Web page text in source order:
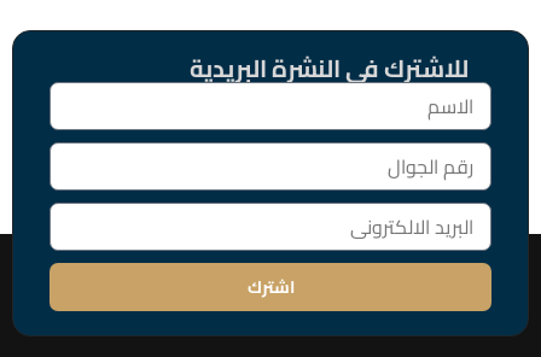
للاشترك فى النشرة البريدية
اشترك